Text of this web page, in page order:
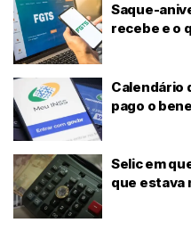
Saque-
recebe e o
Calendário
pago o
Selic em
que estava